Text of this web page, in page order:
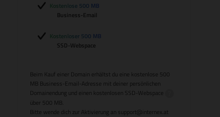
Kostenlose 500 MB
Business-Email
Kostenloser 500 MB
SSD-Webspace
Beim Kauf einer Domain erhältst du eine kostenlose 500
MB Business-Email-Adresse mit deiner persönlichen
Domainendung und einen kostenlosen SSD-Webspace
über 500 MB.
Bitte wende dich zur Aktivierung an support@internex.at